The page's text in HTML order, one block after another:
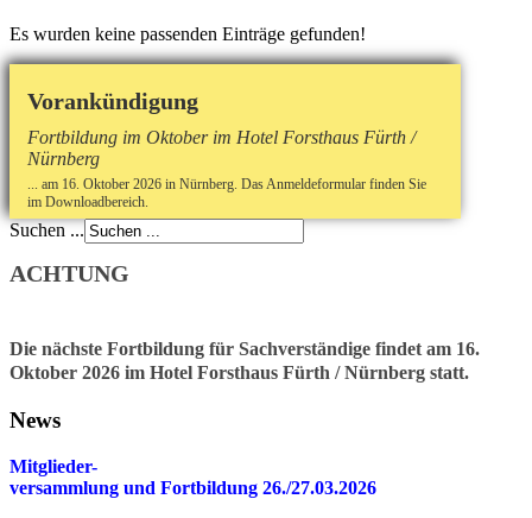
Es wurden keine passenden Einträge gefunden!
Vorankündigung
Fortbildung im Oktober im Hotel Forsthaus Fürth /
Nürnberg
... am 16. Oktober 2026 in Nürnberg. Das Anmeldeformular finden Sie
im Downloadbereich.
Suchen ...
ACHTUNG
Die nächste Fortbildung für Sachverständige findet am 16.
Oktober 2026 im Hotel Forsthaus Fürth / Nürnberg statt.
News
Mitglieder-
versammlung und Fortbildung 26./27.03.2026